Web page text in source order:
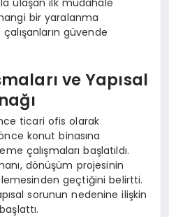
bir yaralanma
güvende
ve Yapısal
ticari ofis olarak
konut binasına
çalışmaları başlatıldı.
dönüşüm projesinin
geçtiğini belirtti.
sorunun nedenine ilişkin